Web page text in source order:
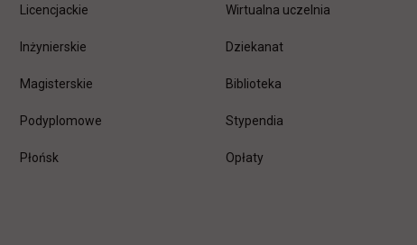
Licencjackie
Inżynierskie
Magisterskie
Podyplomowe
Płońsk
Wirtualna uczelnia
Dziekanat
Biblioteka
Stypendia
Opłaty